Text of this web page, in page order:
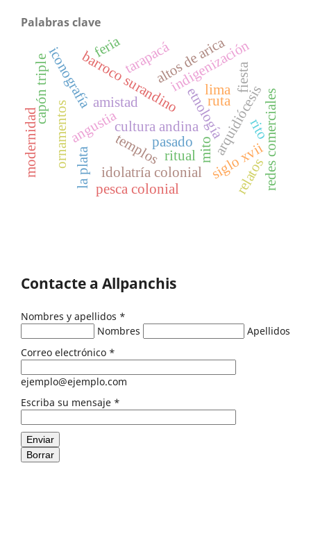
Palabras clave
etnología
amistad
mito
cultura andina
angustia
ruta
templos
iconografía
ornamentos
barroco surandino
idolatría colonial
capón triple arquidiócesis
lima
la plata siglo xvii
pesca colonial redes comerciales
tarapacáindigenización
altos de arica
relatos
modernidad pasado
fiesta
feria
ritual
rito
Contacte a Allpanchis
Nombres y apellidos *
Nombres
Apellidos
Correo electrónico *
ejemplo@ejemplo.com
Escriba su mensaje *
Enviar
Borrar